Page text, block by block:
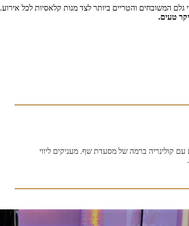
גלם המשובחים והטריים ביותר לצד מנות קלאסיות לכל אירוע.
טעים.
קולינריה ברמה של מסעדת שף. מעניקים ליווי